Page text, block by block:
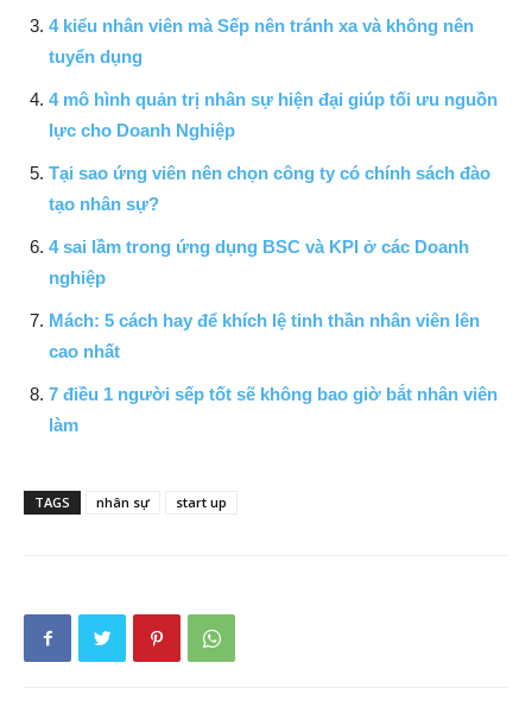
4 kiểu nhân viên mà Sếp nên tránh xa và không nên
tuyển dụng
4 mô hình quản trị nhân sự hiện đại giúp tối ưu nguồn
lực cho Doanh Nghiệp
Tại sao ứng viên nên chọn công ty có chính sách đào
tạo nhân sự?
4 sai lầm trong ứng dụng BSC và KPI ở các Doanh
nghiệp
Mách: 5 cách hay để khích lệ tinh thần nhân viên lên
cao nhất
7 điều 1 người sếp tốt sẽ không bao giờ bắt nhân viên
làm
TAGS nhân sự start up